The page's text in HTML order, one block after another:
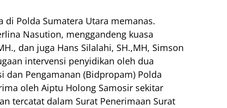
di Polda Sumatera Utara memanas.
Nasution, menggandeng kuasa
dan juga Hans Silalahi, SH.,MH, Simson
intervensi penyidikan oleh dua
dan Pengamanan (Bidpropam) Polda
oleh Aiptu Holong Samosir sekitar
tercatat dalam Surat Penerimaan Surat